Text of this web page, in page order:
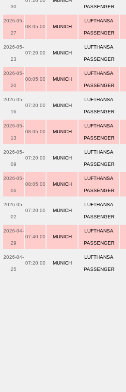
30 PASSENGER
2026-05-
27
08:05:00 MUNICH
LUFTHANSA
PASSENGER
2026-05-
23
07:20:00 MUNICH
LUFTHANSA
PASSENGER
2026-05-
20
08:05:00 MUNICH
LUFTHANSA
PASSENGER
2026-05-
16
07:20:00 MUNICH
LUFTHANSA
PASSENGER
2026-05-
13
08:05:00 MUNICH
LUFTHANSA
PASSENGER
2026-05-
09
07:20:00 MUNICH
LUFTHANSA
PASSENGER
2026-05-
06
08:05:00 MUNICH
LUFTHANSA
PASSENGER
2026-05-
02
07:20:00 MUNICH
LUFTHANSA
PASSENGER
2026-04-
29
07:40:00 MUNICH
LUFTHANSA
PASSENGER
2026-04-
25
07:20:00 MUNICH
LUFTHANSA
PASSENGER